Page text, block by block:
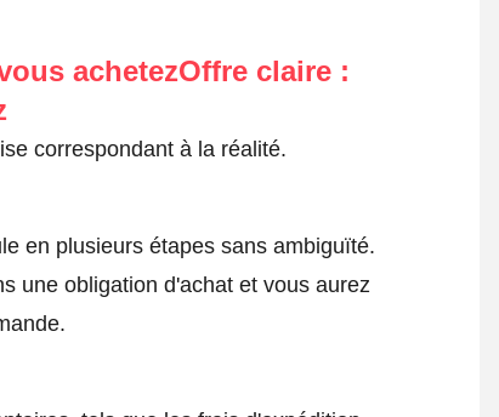
achetezOffre claire :
correspondant à la réalité.
en plusieurs étapes sans ambiguïté.
une obligation d'achat et vous aurez